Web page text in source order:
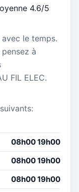
4.6/5
le temps.
à
FIL ELEC.
08h00 19h00
08h00 19h00
08h00 19h00